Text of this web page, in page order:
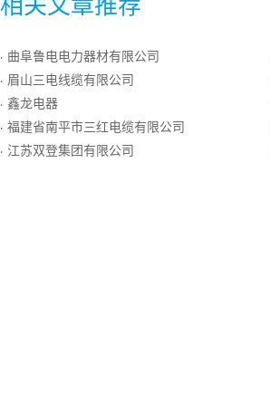
相关文章推荐
· 曲阜鲁电电力器材有限公司
· 眉山三电线缆有限公司
· 鑫龙电器
· 福建省南平市三红电缆有限公司
· 江苏双登集团有限公司